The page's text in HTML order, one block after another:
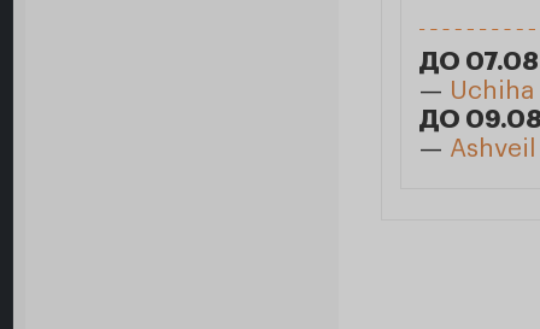
ДО 07.08
— Uchiha
ДО 09.08
— Ashveil